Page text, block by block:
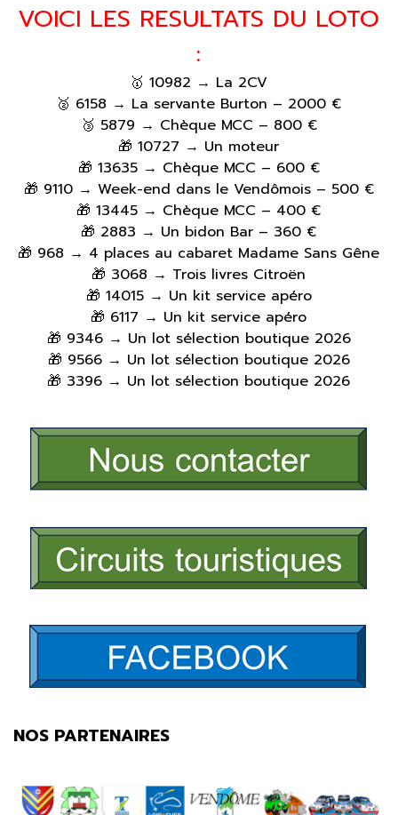
VOICI LES RESULTATS DU LOTO
:
🥇 10982 → La 2CV
🥈 6158 → La servante Burton – 2000 €
🥉 5879 → Chèque MCC – 800 €
🎁 10727 → Un moteur
🎁 13635 → Chèque MCC – 600 €
🎁 9110 → Week-end dans le Vendômois – 500 €
🎁 13445 → Chèque MCC – 400 €
🎁 2883 → Un bidon Bar – 360 €
🎁 968 → 4 places au cabaret Madame Sans Gêne
🎁 3068 → Trois livres Citroën
🎁 14015 → Un kit service apéro
🎁 6117 → Un kit service apéro
🎁 9346 → Un lot sélection boutique 2026
🎁 9566 → Un lot sélection boutique 2026
🎁 3396 → Un lot sélection boutique 2026
NOS PARTENAIRES